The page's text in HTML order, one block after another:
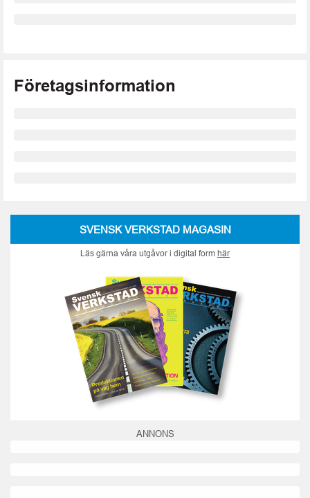
Företagsinformation
SVENSK VERKSTAD MAGASIN
Läs gärna våra utgåvor i digital form här
ANNONS